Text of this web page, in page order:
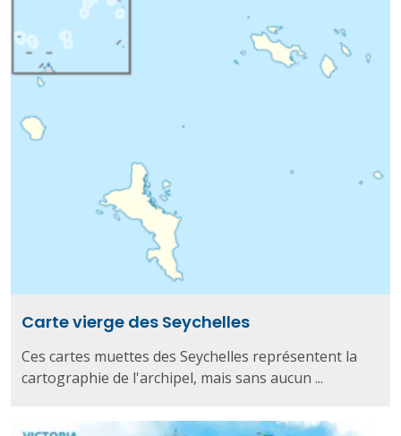
Carte vierge des Seychelles
Ces cartes muettes des Seychelles représentent la
cartographie de l'archipel, mais sans aucun ...